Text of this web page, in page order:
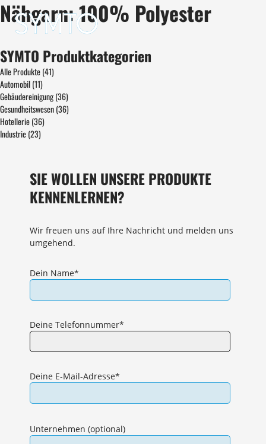
Nähgarn: 100% Polyester
SYMTO Produktkategorien
Alle Produkte(41)
Automobil(11)
Gebäudereinigung(36)
Gesundheitswesen(36)
Hotellerie(36)
Industrie(23)
SIE WOLLEN UNSERE PRODUKTE
KENNENLERNEN?
Wir freuen uns auf Ihre Nachricht und melden uns
umgehend.
Dein Name*
Deine Telefonnummer*
Deine E-Mail-Adresse*
dieses
Unternehmen (optional)